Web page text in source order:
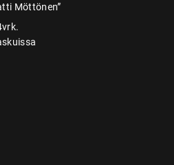
Möttönen”